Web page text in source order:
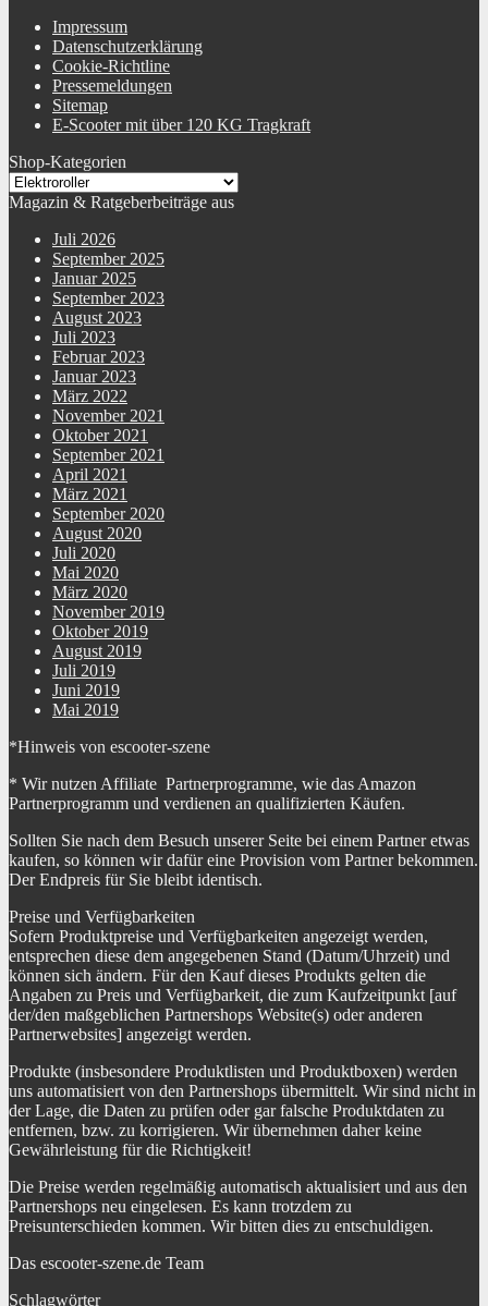
Impressum
Datenschutzerklärung
Cookie-Richtline
Pressemeldungen
Sitemap
E-Scooter mit über 120 KG Tragkraft
Shop-Kategorien
Magazin & Ratgeberbeiträge aus
Juli 2026
September 2025
Januar 2025
September 2023
August 2023
Juli 2023
Februar 2023
Januar 2023
März 2022
November 2021
Oktober 2021
September 2021
April 2021
März 2021
September 2020
August 2020
Juli 2020
Mai 2020
März 2020
November 2019
Oktober 2019
August 2019
Juli 2019
Juni 2019
Mai 2019
*Hinweis von escooter-szene
* Wir nutzen Affiliate Partnerprogramme, wie das Amazon
Partnerprogramm und verdienen an qualifizierten Käufen.
Sollten Sie nach dem Besuch unserer Seite bei einem Partner etwas
kaufen, so können wir dafür eine Provision vom Partner bekommen.
Der Endpreis für Sie bleibt identisch.
Preise und Verfügbarkeiten
Sofern Produktpreise und Verfügbarkeiten angezeigt werden,
entsprechen diese dem angegebenen Stand (Datum/Uhrzeit) und
können sich ändern. Für den Kauf dieses Produkts gelten die
Angaben zu Preis und Verfügbarkeit, die zum Kaufzeitpunkt [auf
der/den maßgeblichen Partnershops Website(s) oder anderen
Partnerwebsites] angezeigt werden.
Produkte (insbesondere Produktlisten und Produktboxen) werden
uns automatisiert von den Partnershops übermittelt. Wir sind nicht in
der Lage, die Daten zu prüfen oder gar falsche Produktdaten zu
entfernen, bzw. zu korrigieren. Wir übernehmen daher keine
Gewährleistung für die Richtigkeit!
Die Preise werden regelmäßig automatisch aktualisiert und aus den
Partnershops neu eingelesen. Es kann trotzdem zu
Preisunterschieden kommen. Wir bitten dies zu entschuldigen.
Das escooter-szene.de Team
Schlagwörter